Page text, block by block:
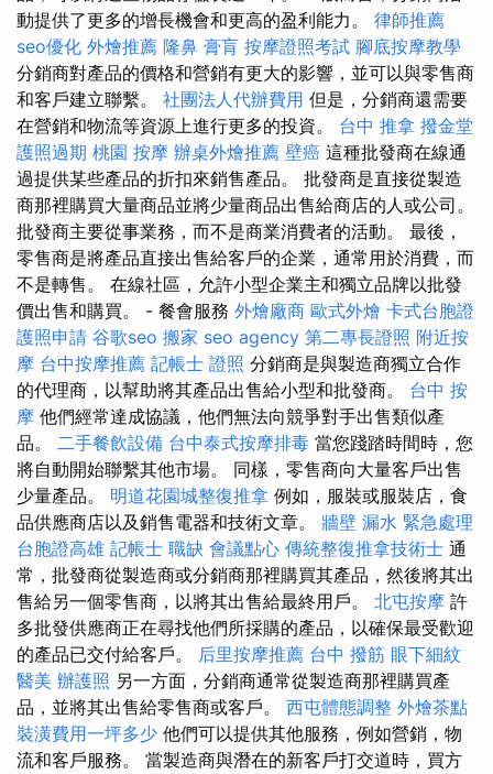
動提供了更多的增長機會和更高的盈利能力。 律師推薦
seo優化 外燴推薦 隆鼻 膏肓 按摩證照考試 腳底按摩教學
分銷商對產品的價格和營銷有更大的影響，並可以與零售商
和客戶建立聯繫。 社團法人代辦費用 但是，分銷商還需要
在營銷和物流等資源上進行更多的投資。 台中 推拿 撥金堂
護照過期 桃園 按摩 辦桌外燴推薦 壁癌 這種批發商在線通
過提供某些產品的折扣來銷售產品。 批發商是直接從製造
商那裡購買大量商品並將少量商品出售給商店的人或公司。
批發商主要從事業務，而不是商業消費者的活動。 最後，
零售商是將產品直接出售給客戶的企業，通常用於消費，而
不是轉售。 在線社區，允許小型企業主和獨立品牌以批發
價出售和購買。 - 餐會服務 外燴廠商 歐式外燴 卡式台胞證
護照申請 谷歌seo 搬家 seo agency 第二專長證照 附近按
摩 台中按摩推薦 記帳士 證照 分銷商是與製造商獨立合作
的代理商，以幫助將其產品出售給小型和批發商。 台中 按
摩 他們經常達成協議，他們無法向競爭對手出售類似產
品。 二手餐飲設備 台中泰式按摩排毒 當您踐踏時間時，您
將自動開始聯繫其他市場。 同樣，零售商向大量客戶出售
少量產品。 明道花園城整復推拿 例如，服裝或服裝店，食
品供應商店以及銷售電器和技術文章。 牆壁 漏水 緊急處理
台胞證高雄 記帳士 職缺 會議點心 傳統整復推拿技術士 通
常，批發商從製造商或分銷商那裡購買其產品，然後將其出
售給另一個零售商，以將其出售給最終用戶。 北屯按摩 許
多批發供應商正在尋找他們所採購的產品，以確保最受歡迎
的產品已交付給客戶。 后里按摩推薦 台中 撥筋 眼下細紋
醫美 辦護照 另一方面，分銷商通常從製造商那裡購買產
品，並將其出售給零售商或客戶。 西屯體態調整 外燴茶點
裝潢費用一坪多少 他們可以提供其他服務，例如營銷，物
流和客戶服務。 當製造商與潛在的新客戶打交道時，買方